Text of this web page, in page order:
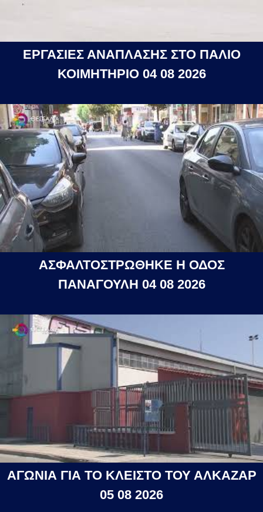
ΕΡΓΑΣΙΕΣ ΑΝΑΠΛΑΣΗΣ ΣΤΟ ΠΑΛΙΟ
ΚΟΙΜΗΤΗΡΙΟ 04 08 2026
ΑΣΦΑΛΤΟΣΤΡΩΘΗΚΕ Η ΟΔΟΣ
ΠΑΝΑΓΟΥΛΗ 04 08 2026
ΑΓΩΝΙΑ ΓΙΑ ΤΟ ΚΛΕΙΣΤΟ ΤΟΥ ΑΛΚΑΖΑΡ
05 08 2026